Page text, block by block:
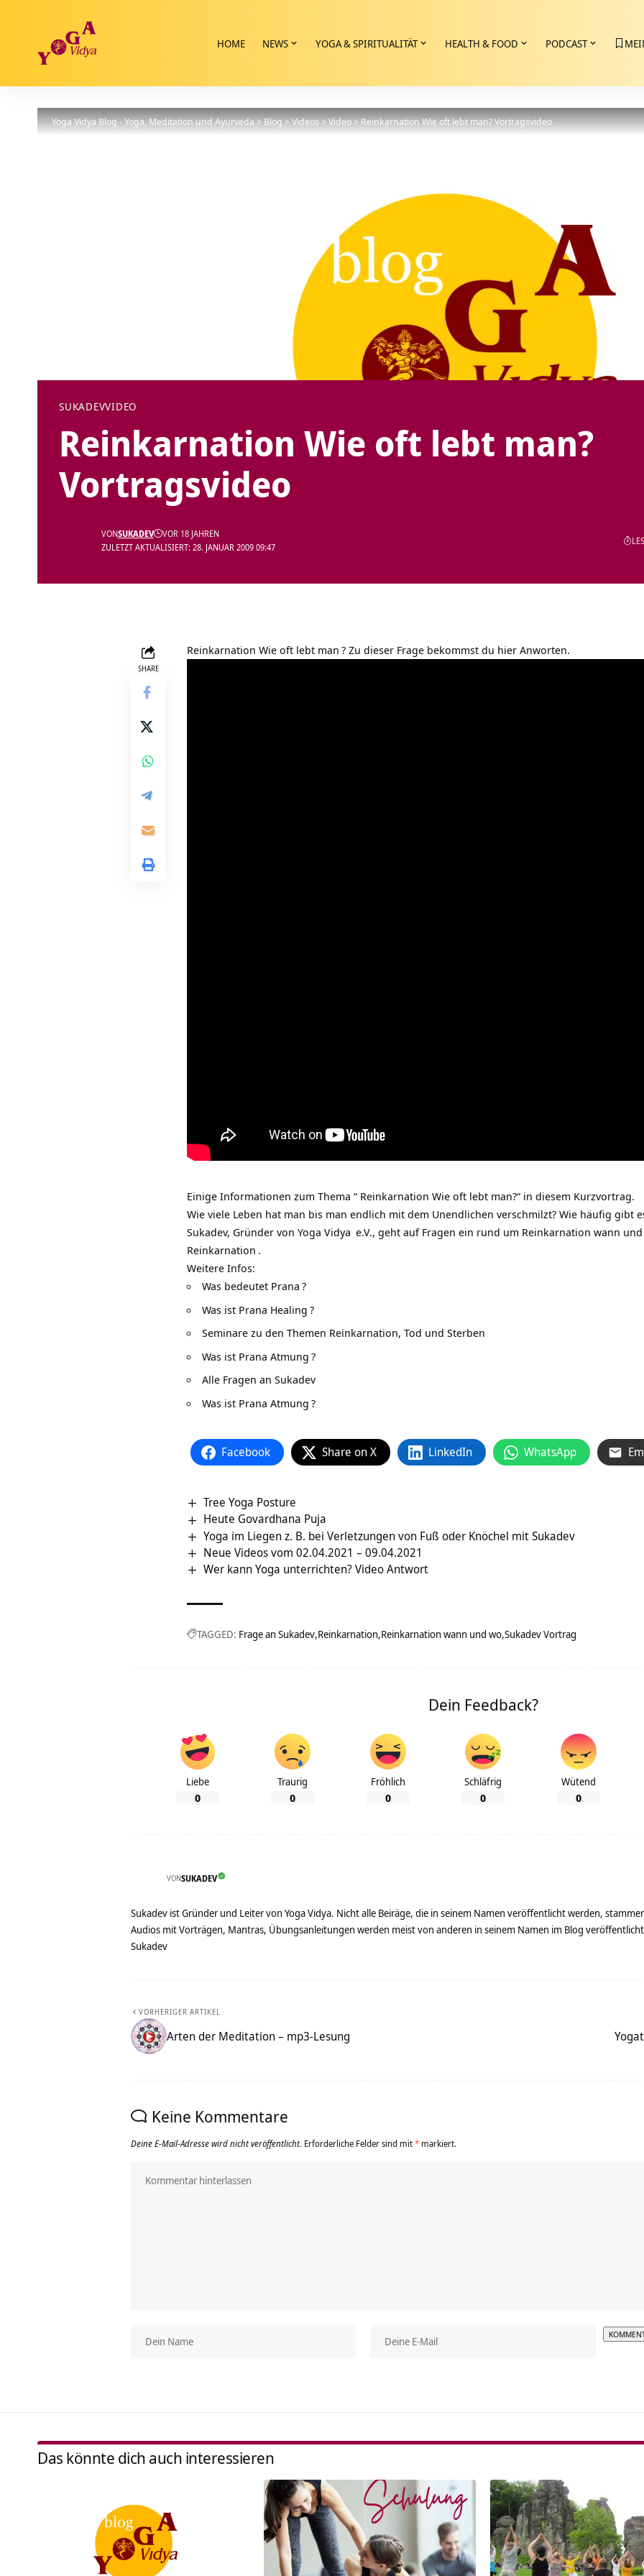
HOME NEWS YOGA & SPIRITUALITÄT HEALTH & FOOD PODCAST
Yoga Vidya Blog - Yoga, Meditation und Ayurveda>Blog>Videos>Video>Reinkarnation Wie oft lebt man? Vortragsvideo
SUKADEVVIDEO
Reinkarnation Wie oft lebt man?
Vortragsvideo
ZULETZT AKTUALISIERT: 28. JANUAR 2009 09:47
VONSUKADEV VOR 18 JAHREN
SHARE
Reinkarnation Wie oft lebt man ? Zu dieser Frage bekommst du hier Anworten.
Einige Informationen zum Thema “ Reinkarnation Wie oft lebt man?“ in diesem Kurzvortrag.
Wie viele Leben hat man bis man endlich mit dem Unendlichen verschmilzt? Wie häufig gibt
Sukadev, Gründer von Yoga Vidya e.V., geht auf Fragen ein rund um Reinkarnation wann
Reinkarnation .
Weitere Infos:
Was bedeutet Prana ?
Was ist Prana Healing ?
Seminare zu den Themen Reinkarnation, Tod und Sterben
Was ist Prana Atmung ?
Alle Fragen an Sukadev
Was ist Prana Atmung ?
Facebook Share on X LinkedIn WhatsApp
Tree Yoga Posture
Heute Govardhana Puja
Yoga im Liegen z. B. bei Verletzungen von Fuß oder Knöchel mit Sukadev
Neue Videos vom 02.04.2021 – 09.04.2021
Wer kann Yoga unterrichten? Video Antwort
TAGGED: Frage an Sukadev Reinkarnation Reinkarnation wann und wo Sukadev Vortrag
Dein Feedback?
Liebe
0
Traurig
0
Fröhlich
0
Schläfrig
0
Wütend
0
VONSUKADEV
Sukadev ist Gründer und Leiter von Yoga Vidya. Nicht alle Beiräge, die in seinem Namen veröffentlicht werden,
Audios mit Vorträgen, Mantras, Übungsanleitungen werden meist von anderen in seinem Namen im Blog
Sukadev
VORHERIGER ARTIKEL
Arten der Meditation – mp3-Lesung
Keine Kommentare
Deine E-Mail-Adresse wird nicht veröffentlicht. Erforderliche Felder sind mit* markiert.
Das könnte dich auch interessieren